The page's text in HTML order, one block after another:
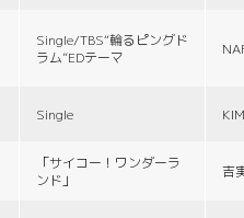
Single/TBS“輪るピングド
ラム”EDテーマ
Single
「サイコー！ワンダーラ
ンド」
吉